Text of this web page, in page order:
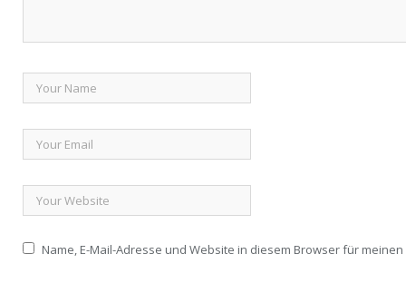
Name, E-Mail-Adresse und Website in diesem Browser für